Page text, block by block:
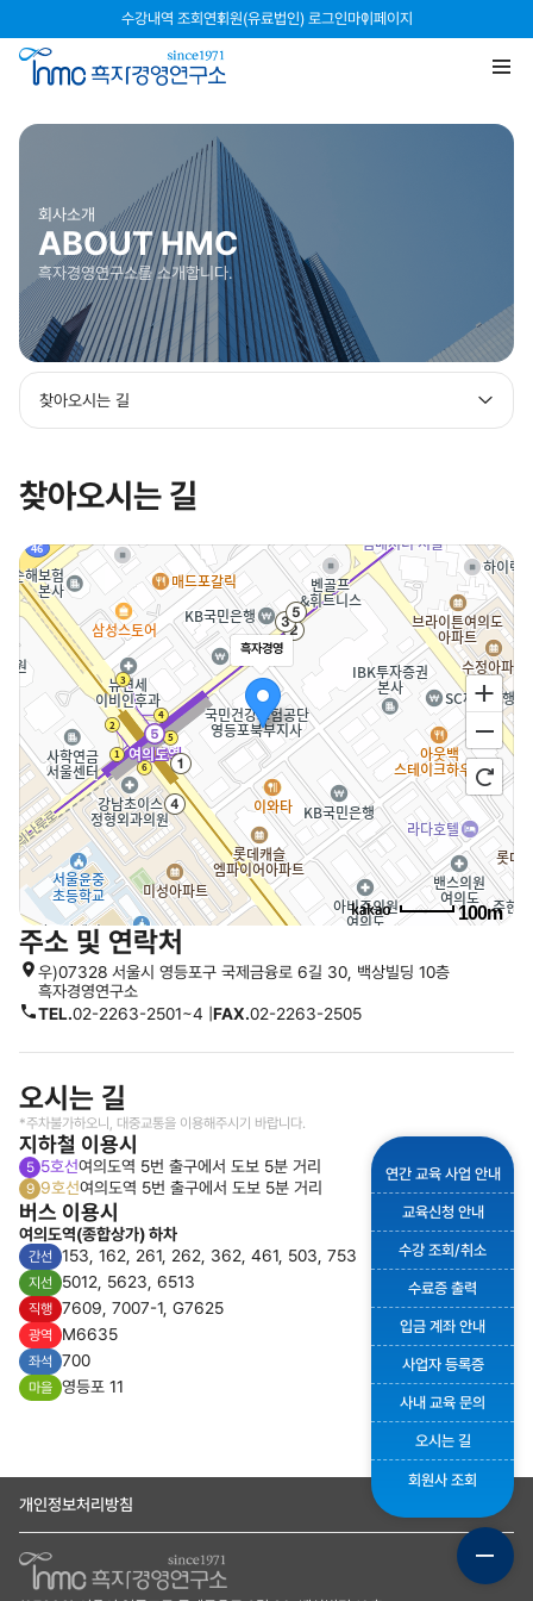
수강내역 조회 연회원(유료법인) 로그인마이페이지
연간 교육 사업 안내
교육신청 안내
수강 조회/취소
수료증 출력
입금 계좌 안내
사업자 등록증
사내 교육 문의
오시는 길
회원사 조회
회사소개
ABOUT HMC
흑자경영연구소를 소개합니다.
찾아오시는 길
찾아오시는 길
흑자경영
100m
주소 및 연락처
우)07328 서울시 영등포구 국제금융로 6길 30, 백상빌딩 10층
흑자경영연구소
TEL.02-2263-2501~4 | FAX.02-2263-2505
오시는 길
*주차불가하오니, 대중교통을 이용해주시기 바랍니다.
지하철 이용시
5 5호선여의도역 5번 출구에서 도보 5분 거리
9 9호선여의도역 5번 출구에서 도보 5분 거리
버스 이용시
여의도역(종합상가) 하차
간선 153, 162, 261, 262, 362, 461, 503, 753
지선 5012, 5623, 6513
직행 7609, 7007-1, G7625
광역 M6635
좌석 700
마을 영등포 11
개인정보처리방침